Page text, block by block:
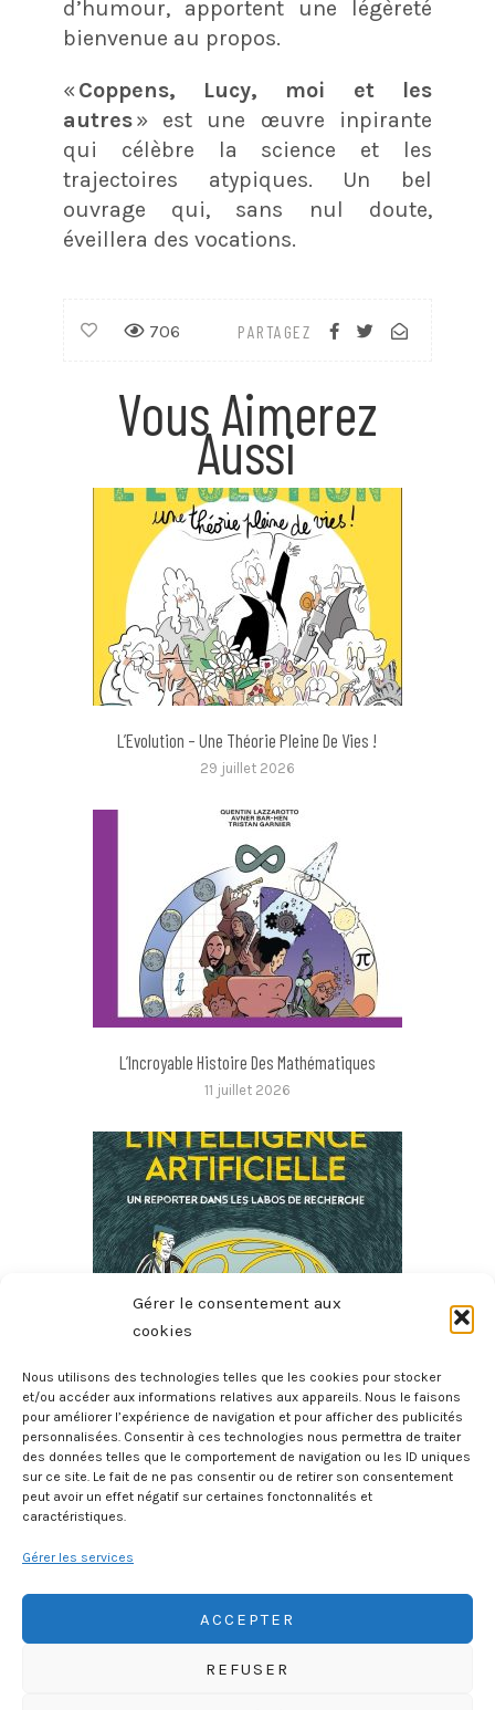
Gérer le consentement aux
cookies
Nous utilisons des technologies telles que les cookies pour stocker
et/ou accéder aux informations relatives aux appareils. Nous le faisons
pour améliorer l’expérience de navigation et pour afficher des publicités
personnalisées. Consentir à ces technologies nous permettra de traiter
des données telles que le comportement de navigation ou les ID uniques
sur ce site. Le fait de ne pas consentir ou de retirer son consentement
peut avoir un effet négatif sur certaines fonctonnalités et
caractéristiques.
Gérer les services
ACCEPTER
REFUSER
d’humour, apportent une légèreté
bienvenue au propos.
« Coppens, Lucy, moi et les
autres» est une œuvre inpirante
qui célèbre la science et les
trajectoires atypiques. Un bel
ouvrage qui, sans nul doute,
éveillera des vocations.
PARTAGEZ
706
Vous Aimerez
Aussi
L’Evolution – Une Théorie Pleine De Vies !
29 juillet 2026
L’Incroyable Histoire Des Mathématiques
11 juillet 2026
Les Défis De L’intelligence Artificielle – Un Reporter Dans
Les Labos De Recherche
6 juillet 2026